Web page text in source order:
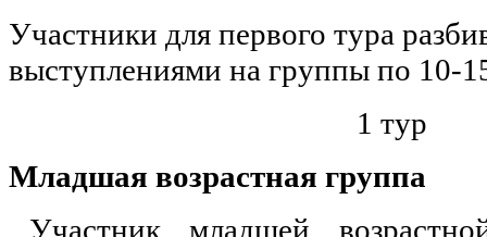
Участники для первого тура
выступлениями на группы по 10-
1 тур
Младшая возрастная группа
Участник младшей